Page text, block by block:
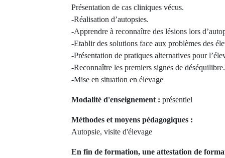
Présentation de cas cliniques vécus.
-Réalisation d’autopsies.
-Apprendre à reconnaître des lésions lors
-Etablir des solutions face aux problèmes des
-Présentation de pratiques alternatives pour
-Reconnaître les premiers signes de déséquilibre.
-Mise en situation en élevage
Modalité d'enseignement : présentiel
Méthodes et moyens pédagogiques :
Autopsie, visite d'élevage
En fin de formation, une attestation de